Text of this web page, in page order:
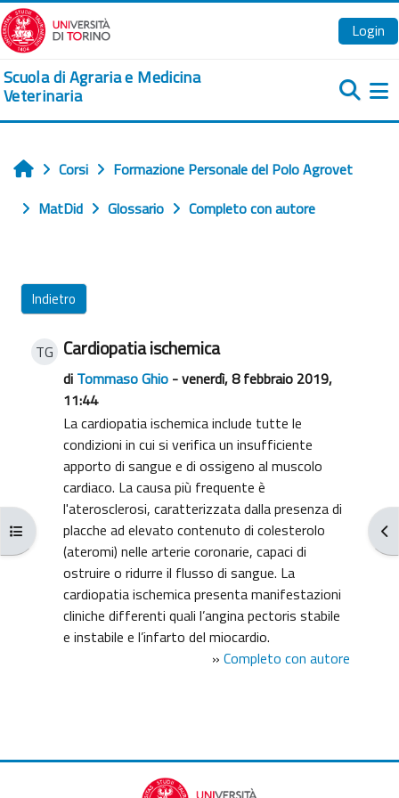
Vai al contenuto principale
Login
Scuola di Agraria e Medicina
Veterinaria
Apri indice del corso
Home
Corsi
Formazione Personale del Polo Agrovet
MatDid
Glossario Completo con autore
Indietro
TG Cardiopatia ischemica
di Tommaso Ghio- venerdì, 8 febbraio 2019,
11:44
La cardiopatia ischemica include tutte le
condizioni in cui si verifica un insufficiente
apporto di sangue e di ossigeno al muscolo
cardiaco. La causa più frequente è
l'aterosclerosi, caratterizzata dalla presenza di
placche ad elevato contenuto di colesterolo
(ateromi) nelle arterie coronarie, capaci di
ostruire o ridurre il flusso di sangue. La
cardiopatia ischemica presenta manifestazioni
cliniche differenti quali l’angina pectoris stabile
e instabile e l’infarto del miocardio.
» Completo con autore